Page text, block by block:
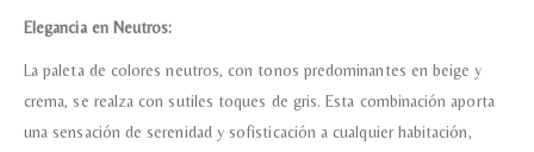
Elegancia en Neutros:
La paleta de colores neutros, con tonos predominantes en beige y
crema, se realza con sutiles toques de gris. Esta combinación aporta
una sensación de serenidad y sofisticación a cualquier habitación,